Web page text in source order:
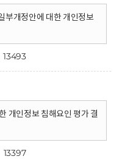
부개정안에 대한 개인정보
13493
개인정보 침해요인 평가 결
13397